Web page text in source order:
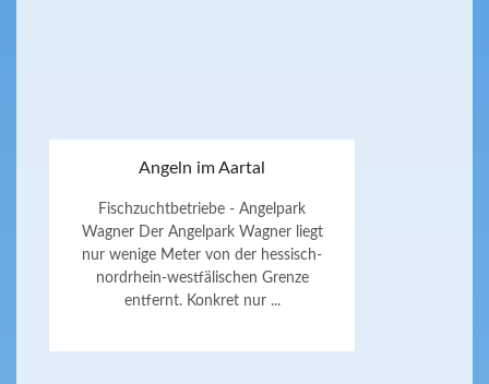
Angeln im Aartal
Fischzuchtbetriebe - Angelpark
Wagner Der Angelpark Wagner liegt
nur wenige Meter von der hessisch-
nordrhein-westfälischen Grenze
entfernt. Konkret nur ...